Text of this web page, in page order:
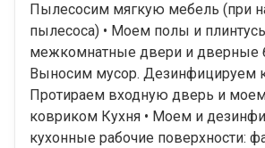
Пылесосим мягкую мебель (при
пылесоса) • Моем полы и
межкомнатные двери и дверные
Выносим мусор. Дезинфицируем
Протираем входную дверь и
ковриком Кухня • Моем и
кухонные рабочие поверхности: